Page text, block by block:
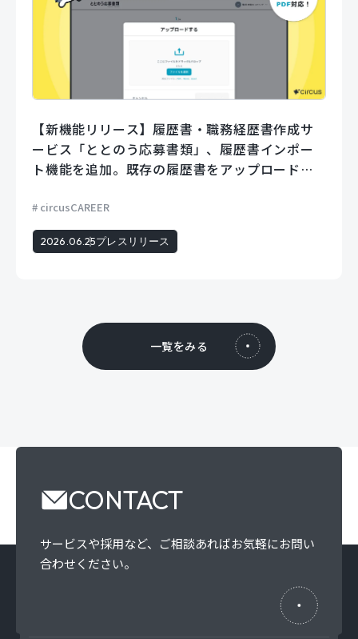
一覧をみる
【新機能リリース】履歴書・職務経歴書作成サ
ービス「ととのう応募書類」、履歴書インポー
ト機能を追加。既存の履歴書をアップロードす
circusCAREER
2026.06.25プレスリリース
CONTACT
サービスや採用など、 ご相談あればお気軽にお問い
合わせください。